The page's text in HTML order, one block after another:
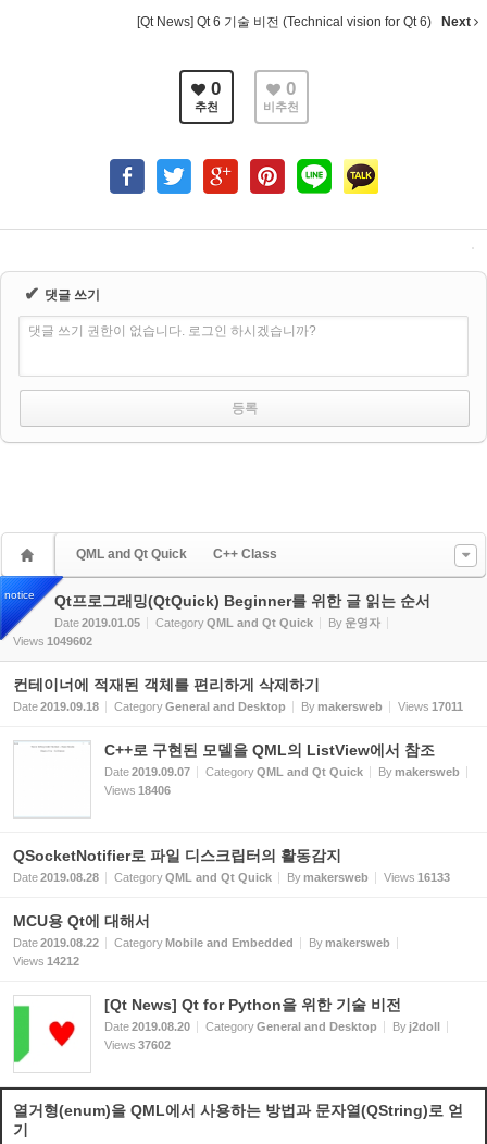
[Qt News] Qt 6 기술 비전 (Technical vision for Qt 6) Next
0
추천
0
비추천
✔ 댓글 쓰기
댓글 쓰기 권한이 없습니다. 로그인 하시겠습니까?
QML and Qt Quick C++ Class
notice Qt프로그래밍(QtQuick) Beginner를 위한 글 읽는 순서
Date2019.01.05 CategoryQML and Qt Quick By 운영자
Views 1049602
컨테이너에 적재된 객체를 편리하게 삭제하기
Date2019.09.18 CategoryGeneral and Desktop Bymakersweb Views 17011
C++로 구현된 모델을 QML의 ListView에서 참조
Date2019.09.07 CategoryQML and Qt Quick Bymakersweb
Views 18406
QSocketNotifier로 파일 디스크립터의 활동감지
Date2019.08.28 CategoryQML and Qt Quick Bymakersweb Views 16133
MCU용 Qt에 대해서
Date2019.08.22 CategoryMobile and Embedded Bymakersweb
Views 14212
[Qt News] Qt for Python을 위한 기술 비전
Date2019.08.20 CategoryGeneral and Desktop By j2doll
Views 37602
열거형(enum)을 QML에서 사용하는 방법과 문자열(QString)로 얻
기